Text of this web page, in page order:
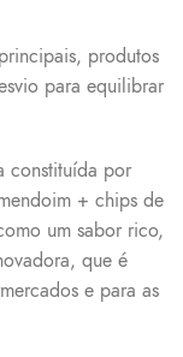
produtos
para equilibrar
constituída por
+ chips de
um sabor rico,
que é
e para as